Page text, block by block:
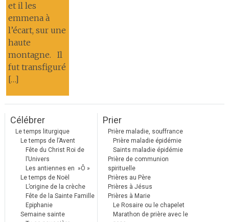
et il les
emmena à
l’écart, sur une
haute
montagne. Il
fut transfiguré
[…]
Célébrer
Le temps liturgique
Le temps de l’Avent
Fête du Christ Roi de
l’Univers
Les antiennes en »Ô »
Le temps de Noël
L’origine de la crèche
Fête de la Sainte Famille
Epiphanie
Semaine sainte
Prier
Prière maladie, souffrance
Prière maladie épidémie
Saints maladie épidémie
Prière de communion
spirituelle
Prières au Père
Prières à Jésus
Prières à Marie
Le Rosaire ou le chapelet
Marathon de prière avec le